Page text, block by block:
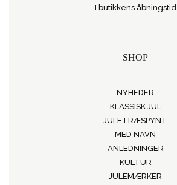
I butikkens åbningstid
SHOP
NYHEDER
KLASSISK JUL
JULETRÆSPYNT
MED NAVN
ANLEDNINGER
KULTUR
JULEMÆRKER